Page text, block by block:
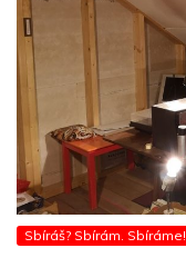
Sbíráš? Sbírám. Sbíráme!